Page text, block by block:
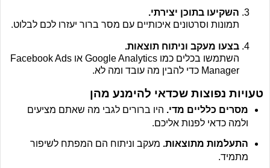
השקיעו בתוכן יצירתי.
תמונות וסרטונים איכותיים עם מסר ברור יעזרו לכם לבלוט.
בצעו מעקב וניתוח תוצאות.
השתמשו בכלים כמו Google Analytics או Facebook Ads
Manager כדי להבין מה עובד ומה לא.
טעויות נפוצות שכדאי להימנע מהן
מסרים כלליים מדי. היו ברורים לגבי מה שאתם מציעים
ולמה כדאי לפנות אליכם.
התעלמות מתוצאות. מעקב וניתוח הם המפתח לשיפור
מתמיד.